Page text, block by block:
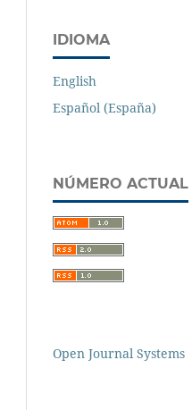
IDIOMA
English
Español (España)
NÚMERO ACTUAL
Open Journal Systems